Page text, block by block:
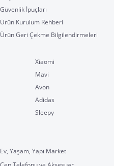
Güvenlik İpuçları
Ürün Kurulum Rehberi
Ürün Geri Çekme Bilgilendirmeleri
Xiaomi
Mavi
Avon
Adidas
Sleepy
Ev, Yaşam, Yapı Market